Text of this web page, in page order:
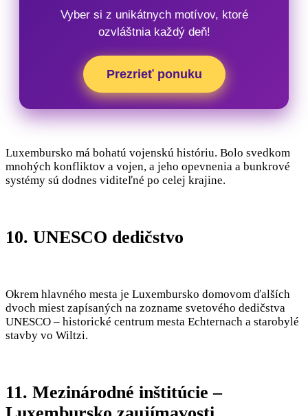
Vyber si z unikátnych motívov, ktoré
ozvláštnia každý deň!
Prezrieť ponuku
Luxembursko má bohatú vojenskú históriu. Bolo svedkom
mnohých konfliktov a vojen, a jeho opevnenia a bunkrové
systémy sú dodnes viditeľné po celej krajine.
10. UNESCO dedičstvo
Okrem hlavného mesta je Luxembursko domovom ďalších
dvoch miest zapísaných na zozname svetového dedičstva
UNESCO – historické centrum mesta Echternach a starobylé
stavby vo Wiltzi.
11. Mezinárodné inštitúcie –